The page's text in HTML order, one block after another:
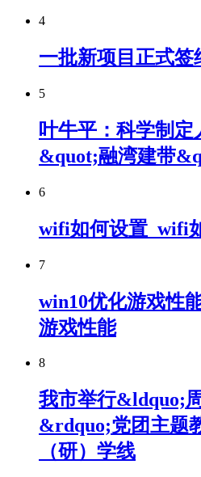
4
一批新项目正式签
5
叶牛平：科学制
&quot;融湾建带
6
wifi如何设置_wifi
7
win10优化游戏性
游戏性能
8
我市举行&ldquo;
&rdquo;党团主题
（研）学线